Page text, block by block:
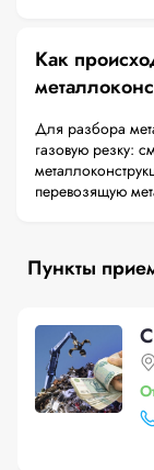
Как
Для разбора
газовую резку:
перевозящую
Пункты